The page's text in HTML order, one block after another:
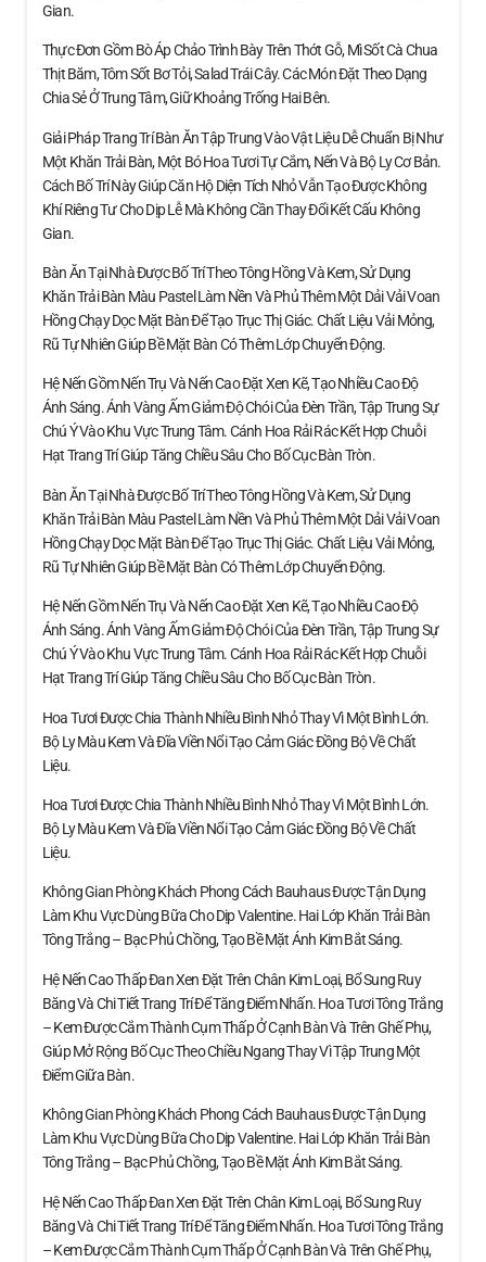
Gian.
Thực Đơn Gồm Bò Áp Chảo Trình Bày Trên Thớt Gỗ, Mì Sốt Cà Chua
Thịt Băm, Tôm Sốt Bơ Tỏi, Salad Trái Cây. Các Món Đặt Theo Dạng
Chia Sẻ Ở Trung Tâm, Giữ Khoảng Trống Hai Bên.
Giải Pháp Trang Trí Bàn Ăn Tập Trung Vào Vật Liệu Dễ Chuẩn Bị Như
Một Khăn Trải Bàn, Một Bó Hoa Tươi Tự Cắm, Nến Và Bộ Ly Cơ Bản.
Cách Bố Trí Này Giúp Căn Hộ Diện Tích Nhỏ Vẫn Tạo Được Không
Khí Riêng Tư Cho Dịp Lễ Mà Không Cần Thay Đổi Kết Cấu Không
Gian.
Bàn Ăn Tại Nhà Được Bố Trí Theo Tông Hồng Và Kem, Sử Dụng
Khăn Trải Bàn Màu Pastel Làm Nền Và Phủ Thêm Một Dải Vải Voan
Hồng Chạy Dọc Mặt Bàn Để Tạo Trục Thị Giác. Chất Liệu Vải Mỏng,
Rũ Tự Nhiên Giúp Bề Mặt Bàn Có Thêm Lớp Chuyển Động.
Hệ Nến Gồm Nến Trụ Và Nến Cao Đặt Xen Kẽ, Tạo Nhiều Cao Độ
Ánh Sáng. Ánh Vàng Ấm Giảm Độ Chói Của Đèn Trần, Tập Trung Sự
Chú Ý Vào Khu Vực Trung Tâm. Cánh Hoa Rải Rác Kết Hợp Chuỗi
Hạt Trang Trí Giúp Tăng Chiều Sâu Cho Bố Cục Bàn Tròn.
Bàn Ăn Tại Nhà Được Bố Trí Theo Tông Hồng Và Kem, Sử Dụng
Khăn Trải Bàn Màu Pastel Làm Nền Và Phủ Thêm Một Dải Vải Voan
Hồng Chạy Dọc Mặt Bàn Để Tạo Trục Thị Giác. Chất Liệu Vải Mỏng,
Rũ Tự Nhiên Giúp Bề Mặt Bàn Có Thêm Lớp Chuyển Động.
Hệ Nến Gồm Nến Trụ Và Nến Cao Đặt Xen Kẽ, Tạo Nhiều Cao Độ
Ánh Sáng. Ánh Vàng Ấm Giảm Độ Chói Của Đèn Trần, Tập Trung Sự
Chú Ý Vào Khu Vực Trung Tâm. Cánh Hoa Rải Rác Kết Hợp Chuỗi
Hạt Trang Trí Giúp Tăng Chiều Sâu Cho Bố Cục Bàn Tròn.
Hoa Tươi Được Chia Thành Nhiều Bình Nhỏ Thay Vì Một Bình Lớn.
Bộ Ly Màu Kem Và Đĩa Viền Nổi Tạo Cảm Giác Đồng Bộ Về Chất
Liệu.
Hoa Tươi Được Chia Thành Nhiều Bình Nhỏ Thay Vì Một Bình Lớn.
Bộ Ly Màu Kem Và Đĩa Viền Nổi Tạo Cảm Giác Đồng Bộ Về Chất
Liệu.
Không Gian Phòng Khách Phong Cách Bauhaus Được Tận Dụng
Làm Khu Vực Dùng Bữa Cho Dịp Valentine. Hai Lớp Khăn Trải Bàn
Tông Trắng – Bạc Phủ Chồng, Tạo Bề Mặt Ánh Kim Bắt Sáng.
Hệ Nến Cao Thấp Đan Xen Đặt Trên Chân Kim Loại, Bổ Sung Ruy
Băng Và Chi Tiết Trang Trí Để Tăng Điểm Nhấn. Hoa Tươi Tông Trắng
– Kem Được Cắm Thành Cụm Thấp Ở Cạnh Bàn Và Trên Ghế Phụ,
Giúp Mở Rộng Bố Cục Theo Chiều Ngang Thay Vì Tập Trung Một
Điểm Giữa Bàn.
Không Gian Phòng Khách Phong Cách Bauhaus Được Tận Dụng
Làm Khu Vực Dùng Bữa Cho Dịp Valentine. Hai Lớp Khăn Trải Bàn
Tông Trắng – Bạc Phủ Chồng, Tạo Bề Mặt Ánh Kim Bắt Sáng.
Hệ Nến Cao Thấp Đan Xen Đặt Trên Chân Kim Loại, Bổ Sung Ruy
Băng Và Chi Tiết Trang Trí Để Tăng Điểm Nhấn. Hoa Tươi Tông Trắng
– Kem Được Cắm Thành Cụm Thấp Ở Cạnh Bàn Và Trên Ghế Phụ,